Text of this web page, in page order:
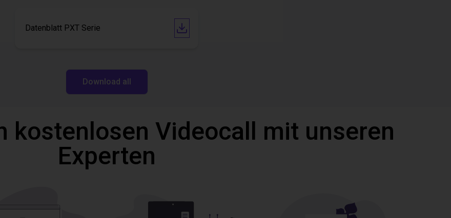
Datenblatt PXT Serie
Download all
kostenlosen Videocall mit unseren
Experten